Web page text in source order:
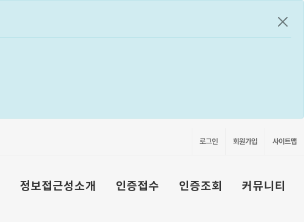
공지
로그인 회원가입 사이트맵
정보접근성소개 인증접수 인증조회 커뮤니티